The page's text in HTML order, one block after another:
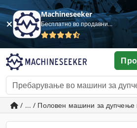
Machineseeker
Бесплатно во продавница
/ ... / Половен машини за дупчење